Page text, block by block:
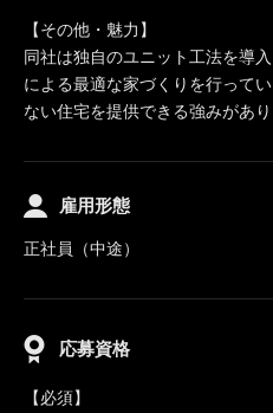
【その他・魅力】
同社は独自のユニット工法を導
による最適な家づくりを行って
ない住宅を提供できる強みがあり
雇用形態
正社員（中途）
応募資格
【必須】